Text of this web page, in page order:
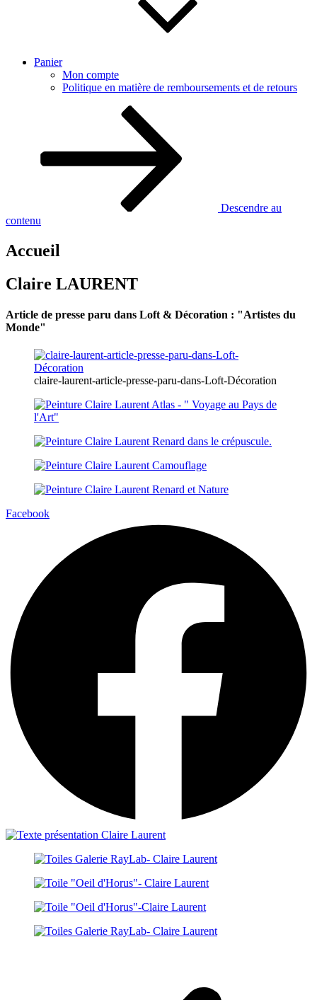
Panier
Mon compte
Politique en matière de remboursements et de retours
Descendre au
contenu
Accueil
Claire LAURENT
Article de presse paru dans Loft & Décoration : "Artistes du
Monde"
claire-laurent-article-presse-paru-dans-Loft-Décoration
Facebook